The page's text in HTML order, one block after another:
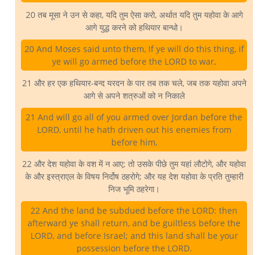
20 तब मूसा ने उन से कहा, यदि तुम ऐसा करो, अर्थात यदि तुम यहोवा के आगे
आगे युद्ध करने को हथियार बान्धो।
20 And Moses said unto them, If ye will do this thing, if
ye will go armed before the LORD to war,
21 और हर एक हथियार-बन्द यरदन के पार तब तक चले, जब तक यहोवा अपने
आगे से अपने शत्रुओं को न निकाले
21 And will go all of you armed over Jordan before the
LORD, until he hath driven out his enemies from
before him,
22 और देश यहोवा के वश में न आए; तो उसके पीछे तुम यहां लौटोगे, और यहोवा
के और इस्त्राएल के विषय निर्दोष ठहरोगे; और यह देश यहोवा के प्रति तुम्हारी
निज भूमि ठहरेगा।
22 And the land be subdued before the LORD: then
afterward ye shall return, and be guiltless before the
LORD, and before Israel; and this land shall be your
possession before the LORD.